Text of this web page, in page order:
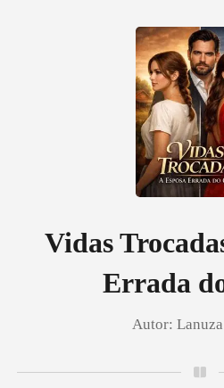
Histórico
Vidas
Errada
Autor: